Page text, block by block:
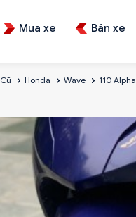
Mua xe Bán xe
Cũ Honda Wave 110 Alpha